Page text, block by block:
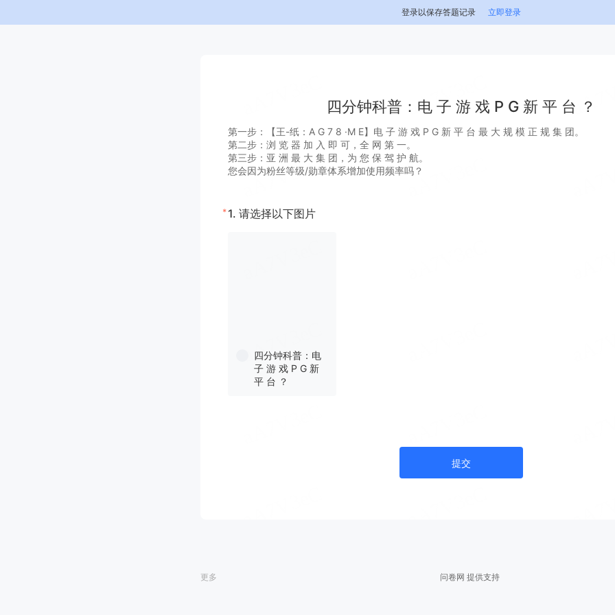
登录以保存答题记录 立即登录
四分钟科普：电 子 游 戏 P G 新 平 台 ？
第一步：【王-纸：A G 7 8 ·M E】电 子 游 戏 P G 新 平 台 最 大 规 模 正 规 集 团。
第二步：浏 览 器 加 入 即 可，全 网 第 一。
第三步：亚 洲 最 大 集 团，为 您 保 驾 护 航。
您会因为粉丝等级/勋章体系增加使用频率吗？
* 1. 请选择以下图片
四分钟科普：电
子 游 戏 P G 新
平 台 ？
提交
更多 问卷网 提供支持